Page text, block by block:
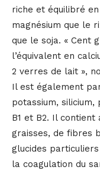
riche et équilibré
magnésium que le
que le soja. « Cent
l’équivalent en
2 verres de lait »,
Il est également
potassium,
B1 et B2. Il
graisses, de fibres
glucides
la coagulation du